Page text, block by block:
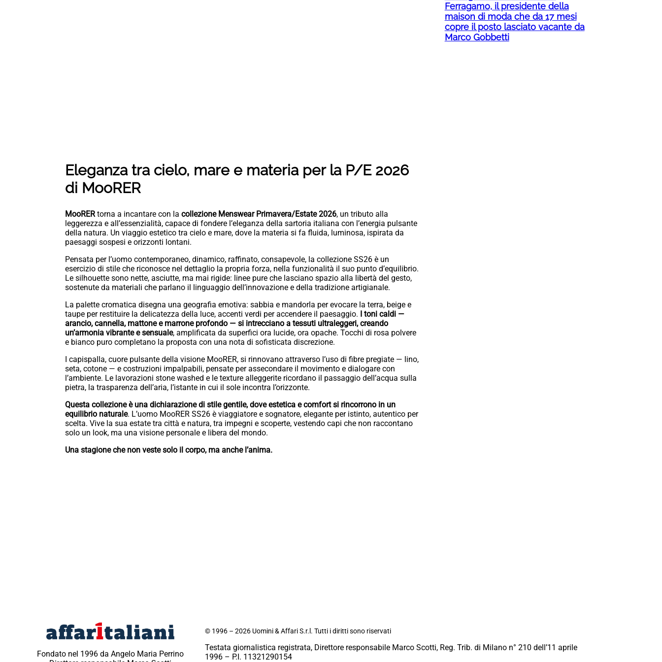
Eleganza tra cielo, mare e materia per la P/E 2026
di MooRER
MooRERtorna a incantare con la collezione Menswear Primavera/Estate 2026, un tributo alla
leggerezza e all’essenzialità, capace di fondere l’eleganza della sartoria italiana con l’energia pulsante
della natura. Un viaggio estetico tra cielo e mare, dove la materia si fa fluida, luminosa, ispirata da
paesaggi sospesi e orizzonti lontani.
Pensata per l’uomo contemporaneo, dinamico, raffinato, consapevole, la collezione SS26 è un
esercizio di stile che riconosce nel dettaglio la propria forza, nella funzionalità il suo punto d’equilibrio.
Le silhouette sono nette, asciutte, ma mai rigide: linee pure che lasciano spazio alla libertà del gesto,
sostenute da materiali che parlano il linguaggio dell’innovazione e della tradizione artigianale.
La palette cromatica disegna una geografia emotiva: sabbia e mandorla per evocare la terra, beige e
taupe per restituire la delicatezza della luce, accenti verdi per accendere il paesaggio. I toni caldi —
arancio, cannella, mattone e marrone profondo — si intrecciano a tessuti ultraleggeri, creando
un’armonia vibrante e sensuale, amplificata da superfici ora lucide, ora opache. Tocchi di rosa polvere
e bianco puro completano la proposta con una nota di sofisticata discrezione.
I capispalla, cuore pulsante della visione MooRER, si rinnovano attraverso l’uso di fibre pregiate — lino,
seta, cotone — e costruzioni impalpabili, pensate per assecondare il movimento e dialogare con
l’ambiente. Le lavorazioni stone washed e le texture alleggerite ricordano il passaggio dell’acqua sulla
pietra, la trasparenza dell’aria, l’istante in cui il sole incontra l’orizzonte.
Questa collezione è una dichiarazione di stile gentile, dove estetica e comfort si rincorrono in un
equilibrio naturale. L’uomo MooRER SS26 è viaggiatore e sognatore, elegante per istinto, autentico per
scelta. Vive la sua estate tra città e natura, tra impegni e scoperte, vestendo capi che non raccontano
solo un look, ma una visione personale e libera del mondo.
Una stagione che non veste solo il corpo, ma anche l’anima.
Ferragamo, il presidente della
maison di moda che da 17 mesi
copre il posto lasciato vacante da
Marco Gobbetti
Fondato nel 1996 da Angelo Maria Perrino
© 1996 – 2026 Uomini & Affari S.r.l. Tutti i diritti sono riservati
Testata giornalistica registrata, Direttore responsabile Marco Scotti, Reg. Trib. di Milano n° 210 dell’11 aprile
1996 – P.I. 11321290154